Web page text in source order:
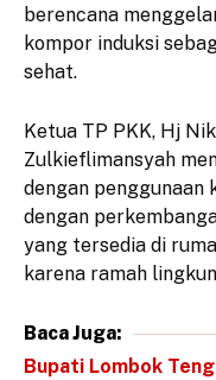
berencana
kompor induksi
sehat.
Ketua TP PKK, Hj
Zulkieflimansyah
dengan penggunaan
dengan
yang tersedia di
karena ramah
Baca Juga:
Bupati Lombok